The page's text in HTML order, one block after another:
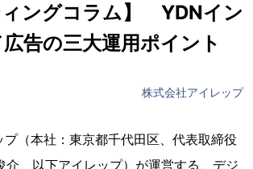
ングコラム】 YDNイン
告の三大運用ポイント
株式会社アイレップ
（本社：東京都千代田区、代表取締役
介、以下アイレップ）が運営する、デジ